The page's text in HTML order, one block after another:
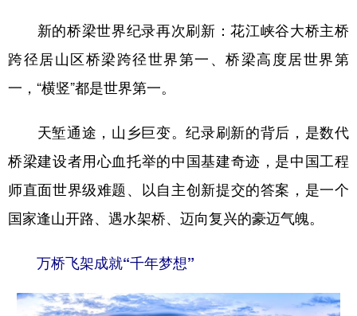
新的桥梁世界纪录再次刷新：花江峡谷大桥主桥
跨径居山区桥梁跨径世界第一、桥梁高度居世界第
一，“横竖”都是世界第一。
天堑通途，山乡巨变。纪录刷新的背后，是数代
桥梁建设者用心血托举的中国基建奇迹，是中国工程
师直面世界级难题、以自主创新提交的答案，是一个
国家逢山开路、遇水架桥、迈向复兴的豪迈气魄。
万桥飞架成就“千年梦想”